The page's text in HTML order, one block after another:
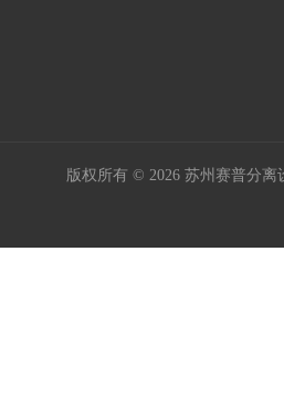
版权所有 © 2026 苏州赛普分